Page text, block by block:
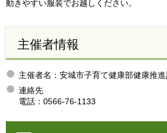
動きやすい服装でお越しください。
主催者情報
主催者名：安城市子育て健康部健康推進
連絡先
電話：0566-76-1133